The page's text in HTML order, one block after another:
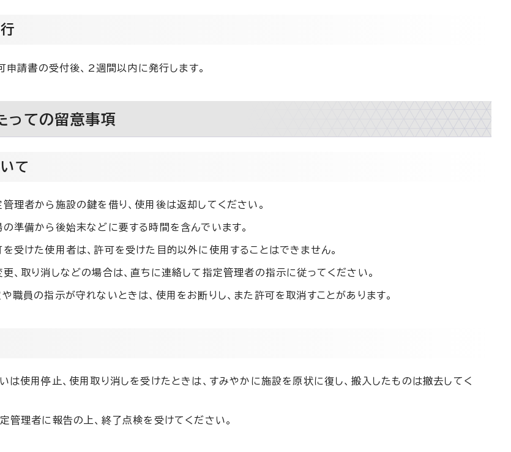
請書の受付後、2週間以内に発行します。
っての留意事項
て
理者から施設の鍵を借り、使用後は返却してください。
準備から後始末などに要する時間を含んでいます。
受けた使用者は、許可を受けた目的以外に使用することはできません。
、取り消しなどの場合は、直ちに連絡して指定管理者の指示に従ってください。
職員の指示が守れないときは、使用をお断りし、また許可を取消すことがあります。
は使用停止、使用取り消しを受けたときは、すみやかに施設を原状に復し、搬入したものは撤去してく
管理者に報告の上、終了点検を受けてください。